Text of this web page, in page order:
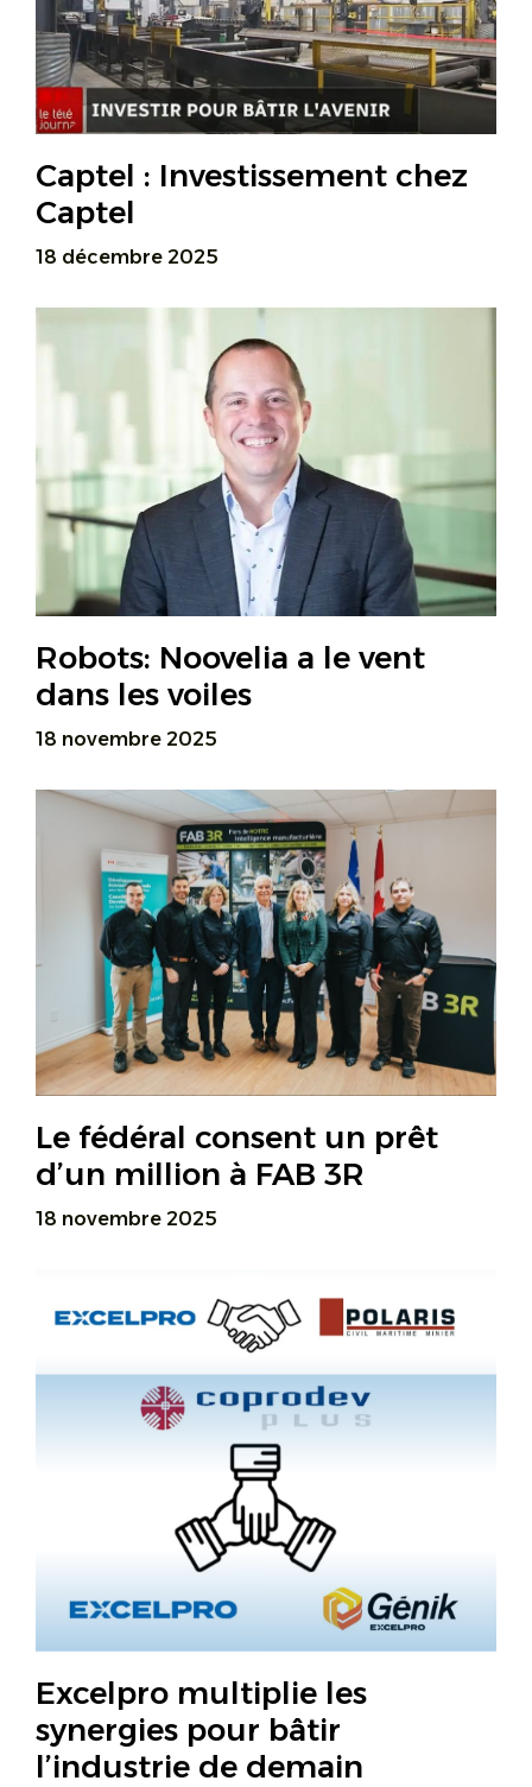
Captel : Investissement chez
Captel
18 décembre 2025
Robots: Noovelia a le vent
dans les voiles
18 novembre 2025
Le fédéral consent un prêt
d’un million à FAB 3R
18 novembre 2025
Excelpro multiplie les
synergies pour bâtir
l’industrie de demain